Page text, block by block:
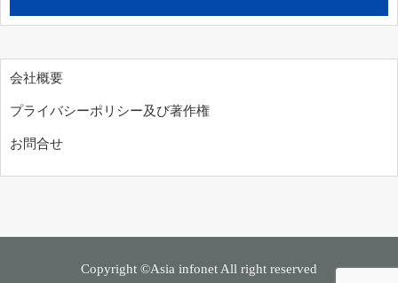
会社概要
プライバシーポリシー及び著作権
お問合せ
Copyright ©Asia infonet All right reserved